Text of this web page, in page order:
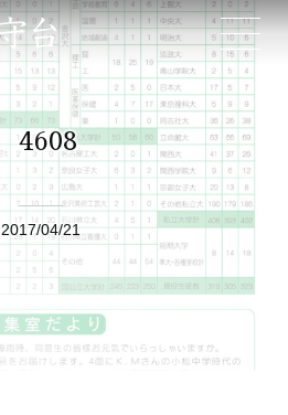
4608
2017/04/21